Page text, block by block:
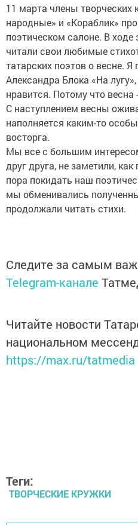
11 марта члены творческих
народные» и «Кораблик»
поэтическом салоне. В
читали свои любимые
татарских поэтов о весне. Я
Александра Блока «На
нравится. Потому что
С наступлением весны
наполняется каким-то
восторга.
Мы все с большим
друг друга, не заметили,
пора покидать наш
мы обменивались
продолжали читать стихи.
Следите за самым
Telegram-канале
Читайте новости
национальном
https://max.ru/tatmedia
Теги:
ТВОРЧЕСКИЕ КРУЖКИ